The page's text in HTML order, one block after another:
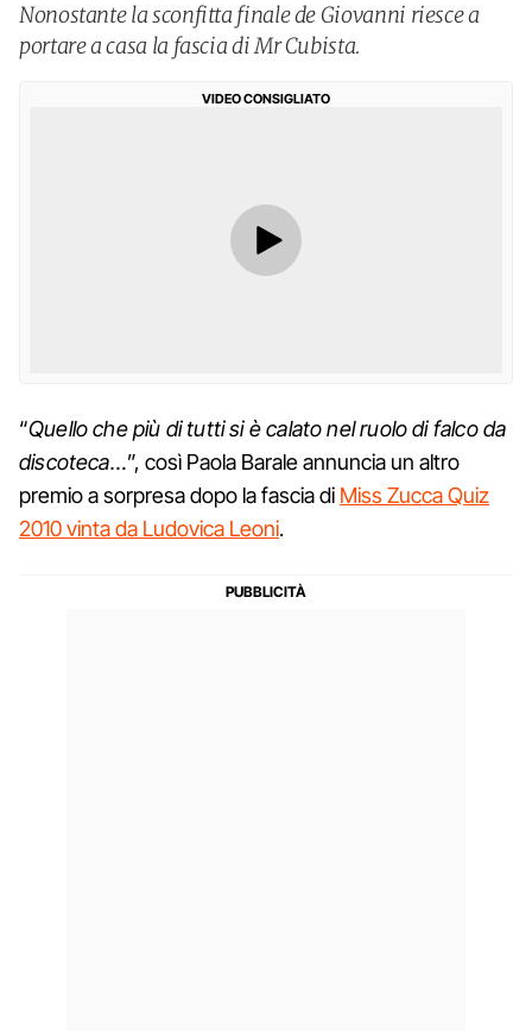
Nonostante la sconfitta finale de Giovanni riesce a
portare a casa la fascia di Mr Cubista.
VIDEO CONSIGLIATO
“Quello che più di tutti si è calato nel ruolo di falco da
discoteca…”, così Paola Barale annuncia un altro
premio a sorpresa dopo la fascia di Miss Zucca Quiz
2010 vinta da Ludovica Leoni.